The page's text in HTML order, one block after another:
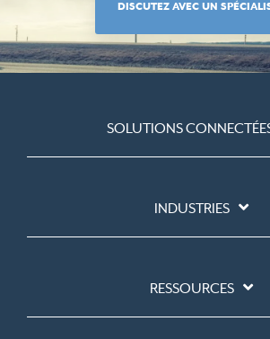
DISCUTEZ AVEC UN
SOLUTIONS
INDUSTRIES
RESSOURCES